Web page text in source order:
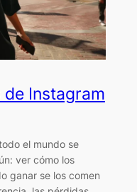
Instagram
el mundo se
ver cómo los
ganar se los comen